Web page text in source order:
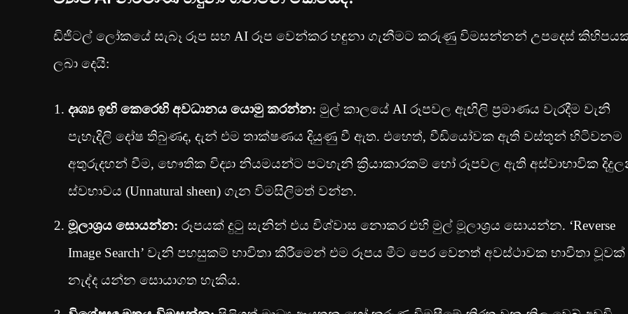
ඩිජිටල් ලෝකයේ සැබෑ රූප සහ AI රූප වෙන්කර හඳුනා ගැනීමට කරුණු විමසන්නන් උපදෙස්
ලබා දෙයි:
දෘශ්‍ය ඉඟි කෙරෙහි අවධානය යොමු කරන්න: මුල් කාලයේ AI රූපවල ඇඟිලි ප්‍රමාණය වැරදීම වැනි
පැහැදිලි දෝෂ තිබුණද, දැන් එම තාක්ෂණය දියුණු වී ඇත. එහෙත්, වීඩියෝවක ඇති වස්තූන් හිටිවනම
අතුරුදහන් වීම, භෞතික විද්‍යා නියමයන්ට පටහැනි ක්‍රියාකාරකම් හෝ රූපවල ඇති අස්වාභාවික
ස්වභාවය (Unnatural sheen) ගැන විමසිලිමත් වන්න.
මූලාශ්‍රය සොයන්න: රූපයක් දුටු සැනින් එය විශ්වාස නොකර එහි මුල් මූලාශ්‍රය සොයන්න. ‘Reverse
Image Search’ වැනි පහසුකම් භාවිතා කිරීමෙන් එම රූපය මීට පෙර වෙනත් අවස්ථාවක භාවිතා වූවක්
නැද්ද යන්න සොයාගත හැකිය.